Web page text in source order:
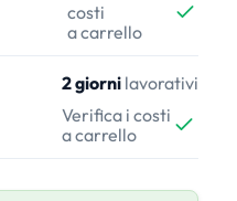
costi
a carrello
2 giorni lavorativi
Verifica i costi
a carrello